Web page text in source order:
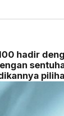
hadir